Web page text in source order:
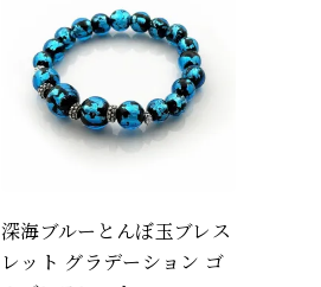
深海ブルーとんぼ玉ブレス
レット グラデーション ゴ